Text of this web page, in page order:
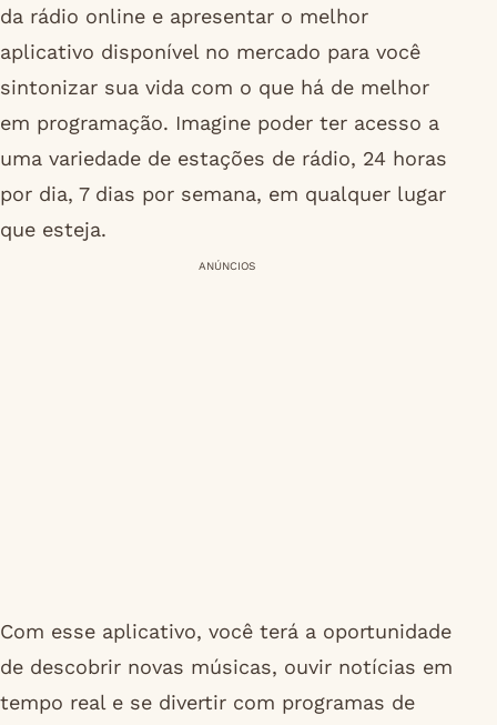
da rádio online e apresentar o melhor
aplicativo disponível no mercado para você
sintonizar sua vida com o que há de melhor
em programação. Imagine poder ter acesso a
uma variedade de estações de rádio, 24 horas
por dia, 7 dias por semana, em qualquer lugar
que esteja.
ANÚNCIOS
Com esse aplicativo, você terá a oportunidade
de descobrir novas músicas, ouvir notícias em
tempo real e se divertir com programas de